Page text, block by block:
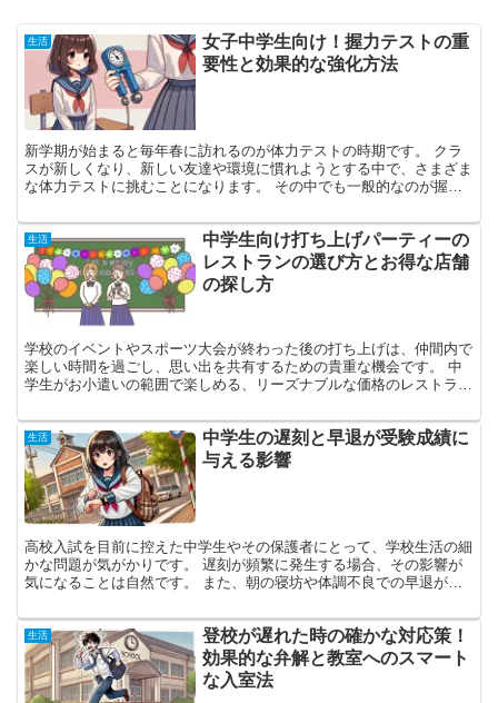
生活
女子中学生向け！握力テストの重
要性と効果的な強化方法
新学期が始まると毎年春に訪れるのが体力テストの時期です。 クラ
スが新しくなり、新しい友達や環境に慣れようとする中で、さまざま
な体力テストに挑むことになります。 その中でも一般的なのが握力
生活
中学生向け打ち上げパーティーの
レストランの選び方とお得な店舗
の探し方
学校のイベントやスポーツ大会が終わった後の打ち上げは、仲間内で
楽しい時間を過ごし、思い出を共有するための貴重な機会です。 中
学生がお小遣いの範囲で楽しめる、リーズナブルな価格のレストラン
生活
中学生の遅刻と早退が受験成績に
与える影響
高校入試を目前に控えた中学生やその保護者にとって、学校生活の細
かな問題が気がかりです。 遅刻が頻繁に発生する場合、その影響が
気になることは自然です。 また、朝の寝坊や体調不良での早退が、
生活
登校が遅れた時の確かな対応策！
効果的な弁解と教室へのスマート
な入室法